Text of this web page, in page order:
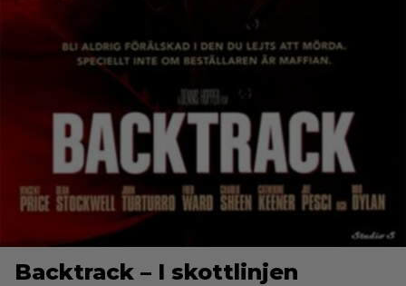
Backtrack – I skottlinjen